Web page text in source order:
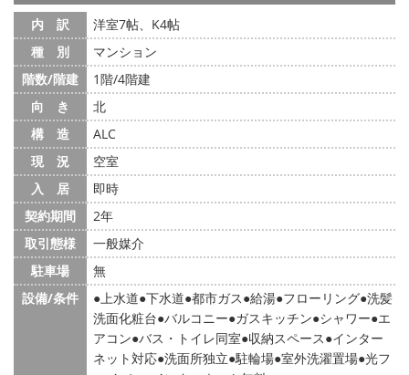
内 訳
洋室7帖、K4帖
種 別
マンション
階数/階建
1階/4階建
向 き
北
構 造
ALC
現 況
空室
入 居
即時
契約期間
2年
取引態様
一般媒介
駐車場
無
設備/条件
上水道 下水道 都市ガス 給湯 フローリング 洗髪
洗面化粧台 バルコニー ガスキッチン シャワー エ
アコン バス・トイレ同室 収納スペース インター
ネット対応 洗面所独立 駐輪場 室外洗濯置場 光フ